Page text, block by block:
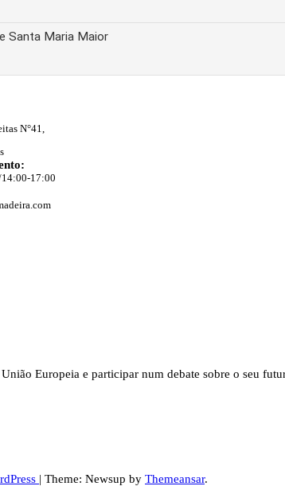
N°41,
14:00-17:00
Europeia e participar num debate sobre o seu
| Theme: Newsup by Themeansar.